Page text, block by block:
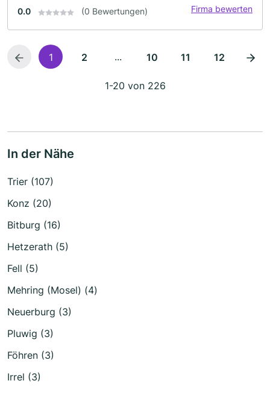
0.0 (0 Bewertungen) Firma bewerten
1 2 ... 10 11 12
1-20 von 226
In der Nähe
Trier (107)
Konz (20)
Bitburg (16)
Hetzerath (5)
Fell (5)
Mehring (Mosel) (4)
Neuerburg (3)
Pluwig (3)
Föhren (3)
Irrel (3)